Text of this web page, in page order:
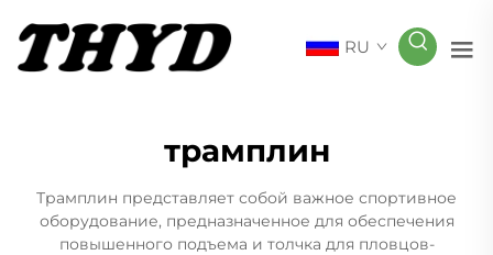
RU
трамплин
Трамплин представляет собой важное спортивное
оборудование, предназначенное для обеспечения
повышенного подъема и толчка для пловцов-